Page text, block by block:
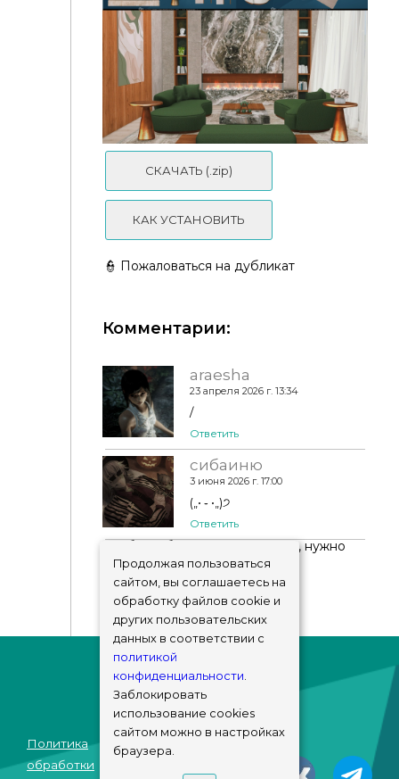
Гостиная и столовая - Judith Living Room - Taurus
Design - VER1
Severinka_ - Apollo living room
СКАЧАТЬ (.zip)
КАК УСТАНОВИТЬ
👮 Пожаловаться на дубликат
Комментарии:
araesha
23 апреля 2026 г. 13:34
/
Ответить
сибаиню
3 июня 2026 г. 17:00
(„• ֊ •„)੭
Ответить
Чтобы добавить комментарий, нужно
авторизоваться!
Политика
обработки
© sims-market
Продолжая пользоваться
сайтом, вы соглашаетесь на
обработку файлов cookie и
других пользовательских
данных в соответствии с
политикой
конфиденциальности.
Заблокировать
использование cookies
сайтом можно в настройках
браузера.